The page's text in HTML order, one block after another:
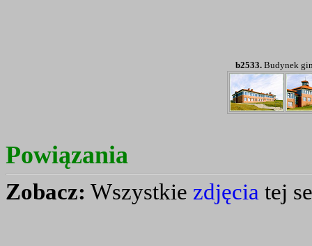
b2533.Budynek
Powiązania
Zobacz: Wszystkie zdjęcia tej